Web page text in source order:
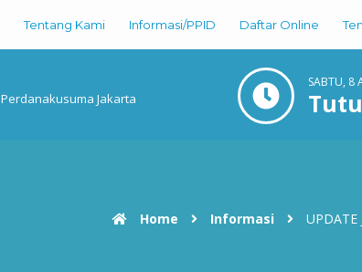
Tentang Kami Informasi/PPID Daftar Online
Jakarta
SABTU, 8
Home Informasi UPDATE